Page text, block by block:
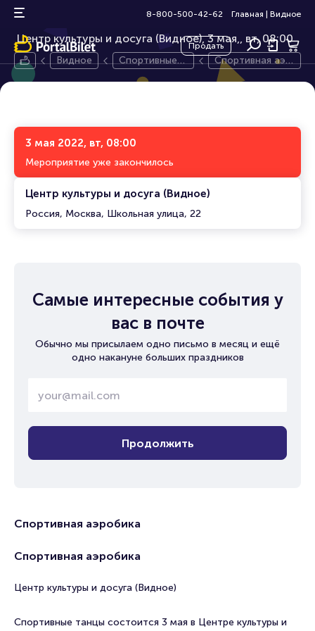
8-800-500-42-62 Главная Видное
Продать
Спортивная аэробика
Центр культуры и досуга (Видное), 3 мая,
0+
вт, 08:00
Видное
Спортивные т
Спортивная аэр
обика
3 мая 2022, вт, 08:00
Мероприятие уже закончилось
Центр культуры и досуга (Видное)
Россия, Москва, Школьная улица, 22
Самые интересные события у
вас в почте
Обычно мы присылаем одно письмо в месяц и ещё
одно накануне больших праздников
Продолжить
Спортивная аэробика
Спортивная аэробика
Центр культуры и досуга (Видное)
Спортивные танцы состоится 3 мая в Центре культуры и